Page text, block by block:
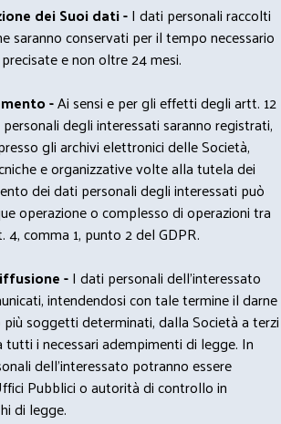
dei Suoi dati -I dati personali raccolti
saranno conservati per il tempo necessario
e non oltre 24 mesi.
-Ai sensi e per gli effetti degli artt. 12
degli interessati saranno registrati,
gli archivi elettronici delle Società,
e organizzative volte alla tutela dei
dei dati personali degli interessati può
operazione o complesso di operazioni tra
comma 1, punto 2 del GDPR.
-I dati personali dell’interessato
intendendosi con tale termine il darne
soggetti determinati, dalla Società a terzi
i necessari adempimenti di legge. In
dell’interessato potranno essere
Pubblici o autorità di controllo in
di legge.